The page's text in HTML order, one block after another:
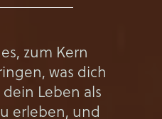
zum Kern
was dich
Leben als
erleben, und